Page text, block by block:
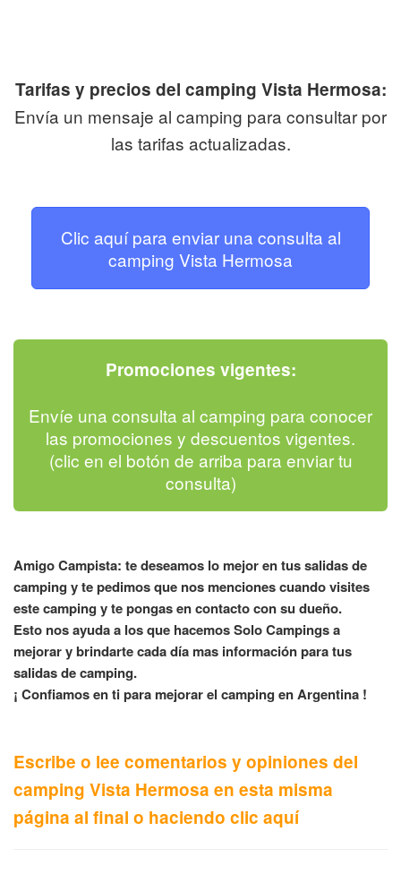
Tarifas y precios del camping Vista Hermosa:
Envía un mensaje al camping para consultar por
las tarifas actualizadas.
Clic aquí para enviar una consulta al
camping Vista Hermosa
Promociones vigentes:
Envíe una consulta al camping para conocer
las promociones y descuentos vigentes.
(clic en el botón de arriba para enviar tu
consulta)
Amigo Campista: te deseamos lo mejor en tus salidas de
camping y te pedimos que nos menciones cuando visites
este camping y te pongas en contacto con su dueño.
Esto nos ayuda a los que hacemos Solo Campings a
mejorar y brindarte cada día mas información para tus
salidas de camping.
¡ Confiamos en ti para mejorar el camping en Argentina !
Escribe o lee comentarios y opiniones del
camping Vista Hermosa en esta misma
página al final o haciendo clic aquí